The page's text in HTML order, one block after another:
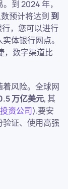
到 2024 年，
预计将达到 到
，您可以进行
体银行网点。
，数字渠道比
风险。全球网
万亿美元, 其
资公司).要安
证、使用高强